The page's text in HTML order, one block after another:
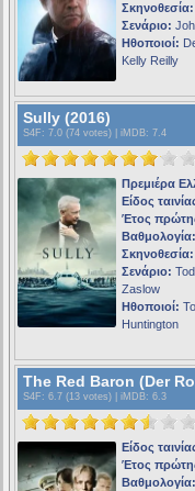
Σκηνοθεσία:
Σενάριο:
Ηθοποιοί:
Kelly Reilly
Sully (2016)
S4F : 7.0 (74 votes) | iMDB: 7.4
Πρεμιέρα
Είδος
Έτος
Βαθμολογία:
Σκηνοθεσία:
Σενάριο:
Zaslow
Ηθοποιοί:
Huntington
The Red Baron (Der
S4F : 6.7 (13 votes) | iMDB: 6.3
Είδος
Έτος
Βαθμολογία: